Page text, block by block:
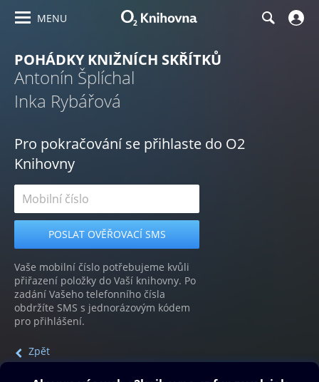
MENU
POHÁDKY KNIŽNÍCH SKŘÍTKŮ
Antonín Šplíchal
Inka Rybářová
Pro pokračování se přihlaste do O2
Knihovny
Vaše mobilní číslo potřebujeme kvůli
přiřazení položky do Vaší knihovny. Po
zadání Vašeho telefonního čísla
obdržíte SMS s jednorázovým kódem
pro přihlášení.
Zpět